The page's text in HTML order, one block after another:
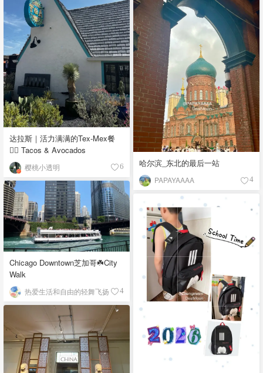
达拉斯｜活力满满的Tex-Mex餐
👉🏼 Tacos & Avocados
樱桃小透明 6 哈尔滨_东北的最后一站
PAPAYAAAA 4
Chicago Downtown芝加哥☘️City
Walk
热爱生活和自由的轻舞飞扬 4